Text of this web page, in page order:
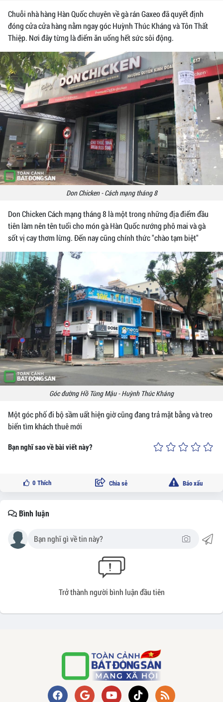
Chuỗi nhà hàng Hàn Quốc chuyên về gà rán Gaxeo đã quyết định
đóng cửa cửa hàng nằm ngay góc Huỳnh Thúc Kháng và Tôn Thất
Thiệp. Nơi đây từng là điểm ăn uống hết sức sôi động.
Don Chicken - Cách mạng tháng 8
Don Chicken Cách mạng tháng 8 là một trong những địa điểm đầu
tiên làm nên tên tuổi cho món gà Hàn Quốc nướng phô mai và gà
sốt vị cay thơm lừng. Đến nay cũng chính thức "chào tạm biệt"
Góc đường Hồ Tùng Mậu - Huỳnh Thúc Kháng
Một góc phố đi bộ sầm uất hiện giờ cũng đang trả mặt bằng và treo
biển tìm khách thuê mới
Bạn nghĩ sao về bài viết này?
0 Thích Chia sẻ Báo xấu
Bình luận
Trở thành người bình luận đầu tiên